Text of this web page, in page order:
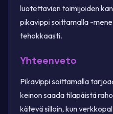
luotettavien toimijoiden
pikavippi soittamalla -
tehokkaasti.
Yhteenveto
Pikavippi soittamalla
keinon saada tilapäistä
kätevä silloin, kun